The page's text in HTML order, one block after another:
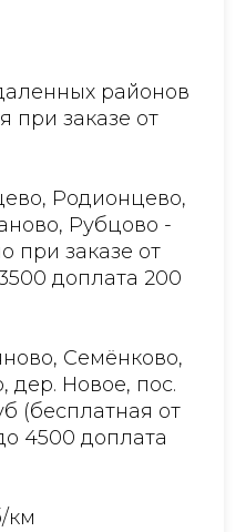
районов
при заказе от
Родионцево,
Рубцово -
при заказе от
доплата 200
Семёнково,
дер. Новое, пос.
(бесплатная от
4500 доплата
км